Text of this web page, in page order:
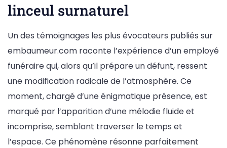
linceul surnaturel
Un des témoignages les plus évocateurs publiés sur
embaumeur.com raconte l’expérience d’un employé
funéraire qui, alors qu’il prépare un défunt, ressent
une modification radicale de l’atmosphère. Ce
moment, chargé d’une énigmatique présence, est
marqué par l’apparition d’une mélodie fluide et
incomprise, semblant traverser le temps et
l’espace. Ce phénomène résonne parfaitement